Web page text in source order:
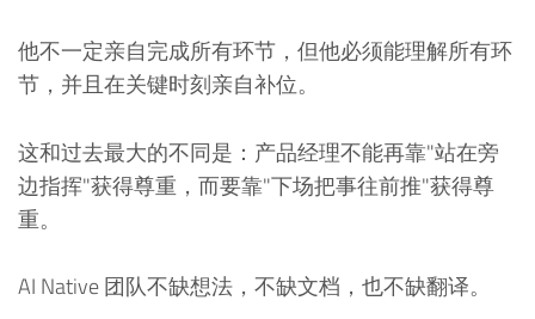
他不一定亲自完成所有环节，但他必须能理解所有环
节，并且在关键时刻亲自补位。
这和过去最大的不同是：产品经理不能再靠"站在旁
边指挥"获得尊重，而要靠"下场把事往前推"获得尊
重。
AI Native 团队不缺想法，不缺文档，也不缺翻译。